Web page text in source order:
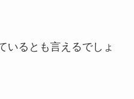
いるとも言えるでしょ